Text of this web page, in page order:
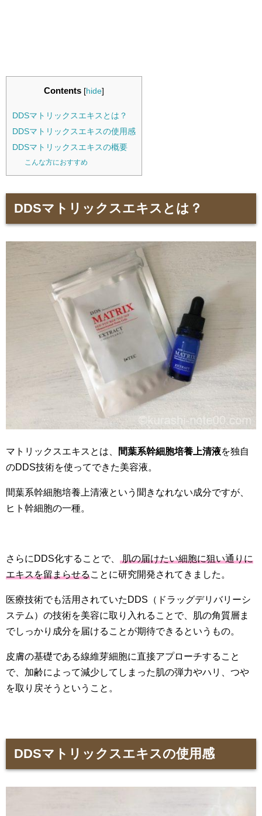
Contents [hide]
DDSマトリックスエキスとは？
DDSマトリックスエキスの使用感
DDSマトリックスエキスの概要
こんな方におすすめ
DDSマトリックスエキスとは？
マトリックスエキスとは、 間葉系幹細胞培養上清液を独自
のDDS技術を使ってできた美容液。
間葉系幹細胞培養上清液という聞きなれない成分ですが、
ヒト幹細胞の一種。
さらにDDS化することで、 肌の届けたい細胞に狙い通りに
エキスを留まらせることに研究開発されてきました。
医療技術でも活用されていたDDS（ドラッグデリバリーシ
ステム）の技術を美容に取り入れることで、肌の角質層ま
でしっかり成分を届けることが期待できるというもの。
皮膚の基礎である線維芽細胞に直接アプローチすること
で、加齢によって減少してしまった肌の弾力やハリ、つや
を取り戻そうということ。
DDSマトリックスエキスの使用感